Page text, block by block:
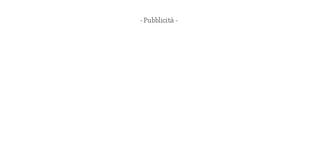
- Pubblicità -